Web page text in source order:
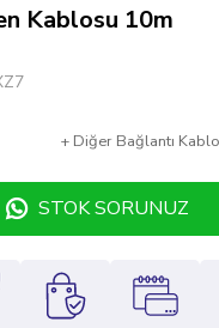
Kablosu 10m
+ Diğer Bağlantı
STOK SORUNUZ